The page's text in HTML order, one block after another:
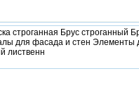
строганная Брус
для фасада и стен Элементы
лиственн